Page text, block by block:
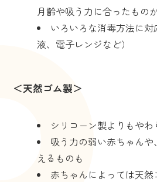
月齢や吸う力に合ったもの
いろいろな消毒方法に
液、電子レンジなど）
＜天然ゴム製＞
シリコーン製よりもや
吸う力の弱い赤ちゃん
えるものも
赤ちゃんによっては天然